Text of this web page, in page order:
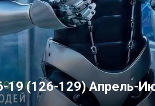
19 (126-129) Апрель-